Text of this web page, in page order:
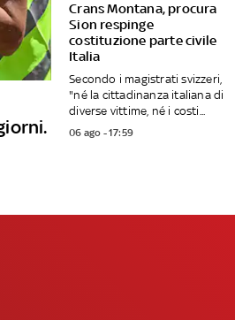
Crans Montana, procura
Sion respinge
costituzione parte civile
Italia
Secondo i magistrati svizzeri,
"né la cittadinanza italiana di
diverse vittime, né i costi...
06 ago - 17:59